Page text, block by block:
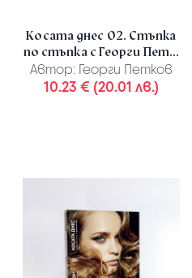
Косата днес 02. Стъпка
по стъпка с Георги Пет...
Автор: Георги Петков
10.23 € (20.01 лв.)